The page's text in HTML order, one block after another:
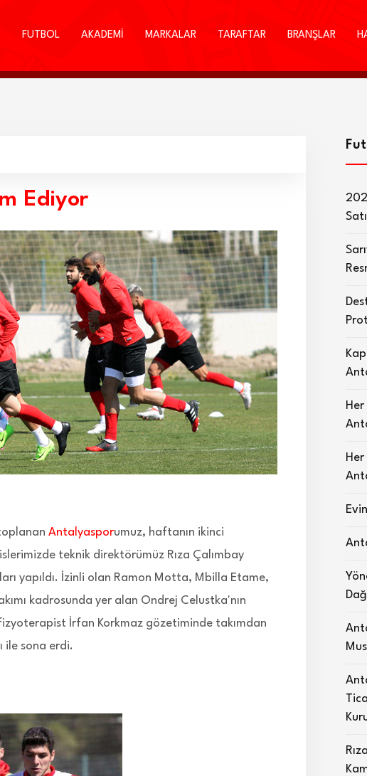
FUTBOL AKADEMİ MARKALAR TARAFTAR BRANŞLAR
Ediyor
Antalyasporumuz, haftanın ikinci
teknik direktörümüz Rıza Çalımbay
yapıldı. İzinli olan Ramon Motta, Mbilla Etame,
kadrosunda yer alan Ondrej Celustka'nın
İrfan Korkmaz gözetiminde takımdan
ile sona erdi.